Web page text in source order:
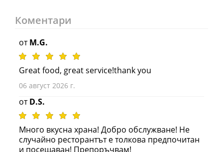
Коментари
отM.G.
Great food, great service!thank you
06 август 2026 г.
отD.S.
Много вкусна храна! Добро обслужване! Не
случайно ресторантът е толкова предпочитан
и посещаван! Препоръчвам!